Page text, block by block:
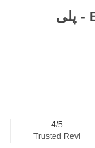
بازی Batman: Return To Arkham - پلی
4/5
Trusted Revi